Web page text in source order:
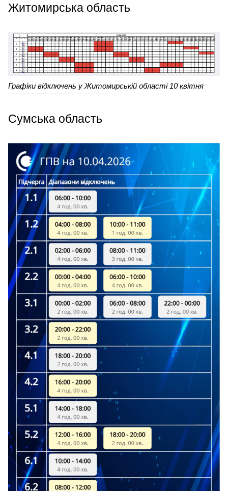
Житомирська область
Графіки відключень у Житомирській області 10 квітня
Сумська область